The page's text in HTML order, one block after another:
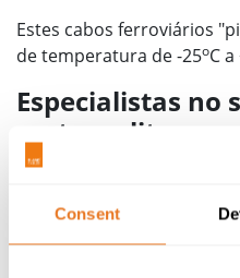
Consent
Estes cabos ferroviários
de temperatura de -25oC
Especialistas
metropolitano
Para obter mais
incluindo os nossos
LUL, contacte os nossos